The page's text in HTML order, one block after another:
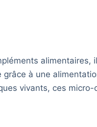
alimentaires,
à une
vivants, ces